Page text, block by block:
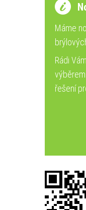
Máme
Rádi
řešení